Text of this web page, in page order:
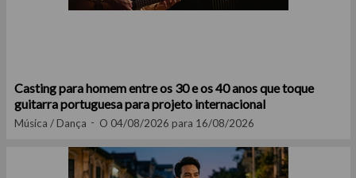
Casting para homem entre os 30 e os 40 anos que toque
guitarra portuguesa para projeto internacional
Música / Dança O 04/08/2026 para 16/08/2026